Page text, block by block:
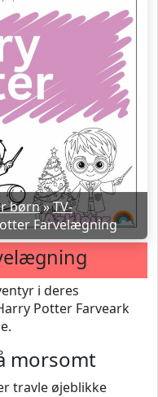
børn»TV-
Farvelægning
i deres
Potter Farveark
morsomt
travle øjeblikke